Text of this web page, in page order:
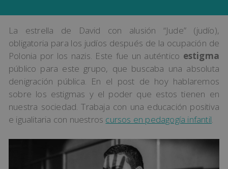
La estrella de David con alusión “Jude” (judío),
obligatoria para los judíos después de la ocupación de
Polonia por los nazis. Este fue un auténtico estigma
público para este grupo, que buscaba una absoluta
denigración pública. En el post de hoy hablaremos
sobre los estigmas y el poder que estos tienen en
nuestra sociedad. Trabaja con una educación positiva
e igualitaria con nuestros cursos en pedagogía infantil.